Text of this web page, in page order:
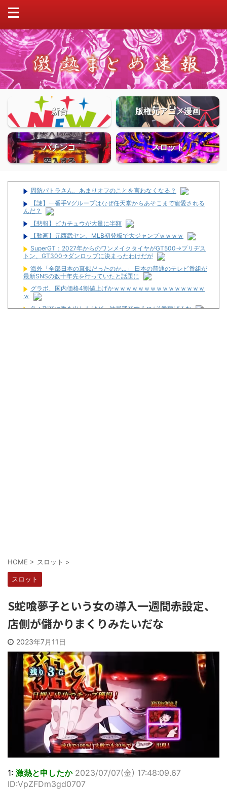
新台 版権元アニメ漫画
パチンコ スロット
周防パトラさん、あまりオフのことを言わなくなる？
【謎】一番手Vグループはなぜ任天堂からあそこまで寵愛される
んだ？
【悲報】ピカチュウが大量に半額
【動画】元西武ヤン、MLB初登板で大ジャンプｗｗｗｗ
SuperGT：2027年からのワンメイクタイヤがGT500→ブリヂス
トン、GT300→ダンロップに決まったわけだが
海外「全部日本の真似だったのか…」 日本の普通のテレビ番組が
最新SNSの数十年先を行っていたと話題に
グラボ、国内価格4割値上げかｗｗｗｗｗｗｗｗｗｗｗｗｗｗｗ
ｗ
色々副業に手を出したけど、結局残業するのが1番稼げるな
HOME > スロット >
スロット
S蛇喰夢子という女の導入一週間赤設定、
店側が儲かりまくりみたいだな
2023年7月11日
1: 激熱と申したか 2023/07/07(金) 17:48:09.67
ID:VpZFDm3gd0707